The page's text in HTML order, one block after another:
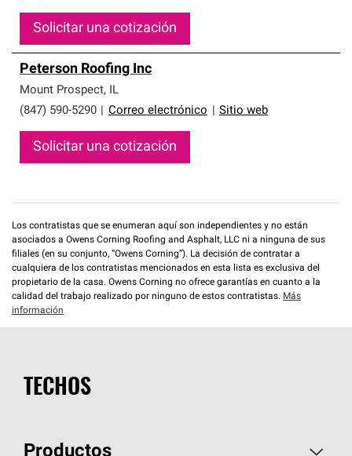
Solicitar una cotización
Peterson Roofing Inc
Mount Prospect, IL
(847) 590-5290
Correo electrónico Sitio web
Solicitar una cotización
Los contratistas que se enumeran aquí son independientes y no están
asociados a Owens Corning Roofing and Asphalt, LLC ni a ninguna de sus
filiales (en su conjunto, “Owens Corning”). La decisión de contratar a
cualquiera de los contratistas mencionados en esta lista es exclusiva del
propietario de la casa. Owens Corning no ofrece garantías en cuanto a la
calidad del trabajo realizado por ninguno de estos contratistas. Más
información
TECHOS
Productos